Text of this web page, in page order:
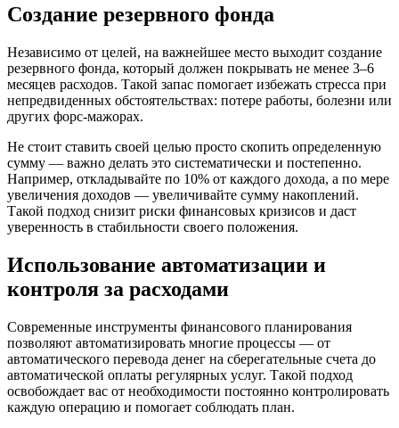
Создание резервного фонда
Независимо от целей, на важнейшее место выходит создание
резервного фонда, который должен покрывать не менее 3–6
месяцев расходов. Такой запас помогает избежать стресса при
непредвиденных обстоятельствах: потере работы, болезни или
других форс-мажорах.
Не стоит ставить своей целью просто скопить определенную
сумму — важно делать это систематически и постепенно.
Например, откладывайте по 10% от каждого дохода, а по мере
увеличения доходов — увеличивайте сумму накоплений.
Такой подход снизит риски финансовых кризисов и даст
уверенность в стабильности своего положения.
Использование автоматизации и
контроля за расходами
Современные инструменты финансового планирования
позволяют автоматизировать многие процессы — от
автоматического перевода денег на сберегательные счета до
автоматической оплаты регулярных услуг. Такой подход
освобождает вас от необходимости постоянно контролировать
каждую операцию и помогает соблюдать план.